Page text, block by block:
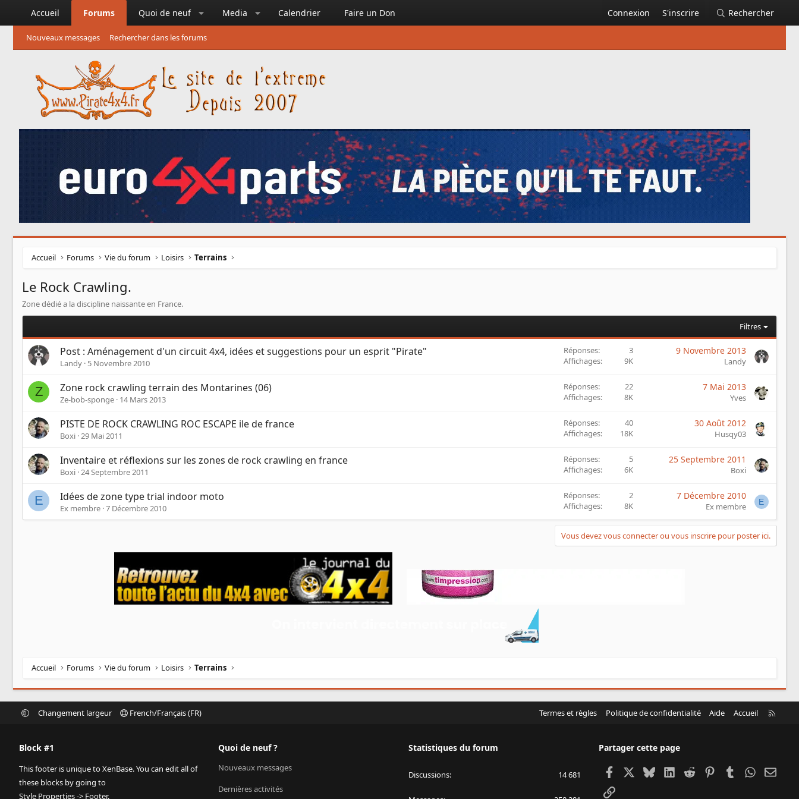
Accueil Forums Quoi de neuf Media Calendrier Faire un Don Connexion S'inscrire Rechercher
Nouveaux messages Rechercher dans les forums
Accueil Forums Vie du forum Loisirs Terrains
Le Rock Crawling.
Zone dédié a la discipline naissante en France.
Filtres
Post : Aménagement d'un circuit 4x4, idées et suggestions pour un esprit "Pirate"
Landy 5 Novembre 2010
Réponses
3
Affichages
9K
9 Novembre 2013
Landy
Z Zone rock crawling terrain des Montarines (06)
Ze-bob-sponge 14 Mars 2013
Réponses
22
Affichages
8K
7 Mai 2013
Yves
PISTE DE ROCK CRAWLING ROC ESCAPE ile de france
Boxi 29 Mai 2011
Réponses
40
Affichages
18K
30 Août 2012
Husqy03
Inventaire et réflexions sur les zones de rock crawling en france
Boxi 24 Septembre 2011
Réponses
5
Affichages
6K
25 Septembre 2011
Boxi
E Idées de zone type trial indoor moto
Ex membre 7 Décembre 2010
Réponses
2
Affichages
8K
7 Décembre 2010
Ex membre E
Vous devez vous connecter ou vous inscrire pour poster ici.
Accueil Forums Vie du forum Loisirs Terrains
Changement largeur French/Français (FR) Termes et règles Politique de confidentialité Aide Accueil
Block #1
This footer is unique to XenBase. You can edit all of
these blocks by going to
Style Properties -> Footer.
Quoi de neuf ?
Nouveaux messages
Dernières activités
Statistiques du forum
Discussions 14 681
Partager cette page
Facebook BlueskyLinkedIn
Reddit Pinterest
TumblrWhatsApp
Email
Lien